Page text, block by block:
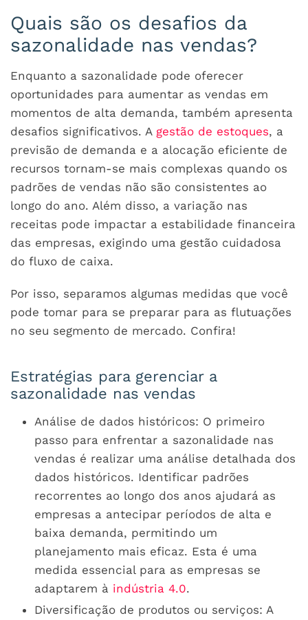
Quais são os desafios da
sazonalidade nas vendas?
Enquanto a sazonalidade pode oferecer
oportunidades para aumentar as vendas em
momentos de alta demanda, também apresenta
desafios significativos. A gestão de estoques, a
previsão de demanda e a alocação eficiente de
recursos tornam-se mais complexas quando os
padrões de vendas não são consistentes ao
longo do ano. Além disso, a variação nas
receitas pode impactar a estabilidade financeira
das empresas, exigindo uma gestão cuidadosa
do fluxo de caixa.
Por isso, separamos algumas medidas que você
pode tomar para se preparar para as flutuações
no seu segmento de mercado. Confira!
Estratégias para gerenciar a
sazonalidade nas vendas
Análise de dados históricos: O primeiro
passo para enfrentar a sazonalidade nas
vendas é realizar uma análise detalhada dos
dados históricos. Identificar padrões
recorrentes ao longo dos anos ajudará as
empresas a antecipar períodos de alta e
baixa demanda, permitindo um
planejamento mais eficaz. Esta é uma
medida essencial para as empresas se
adaptarem à indústria 4.0.
Diversificação de produtos ou serviços: A